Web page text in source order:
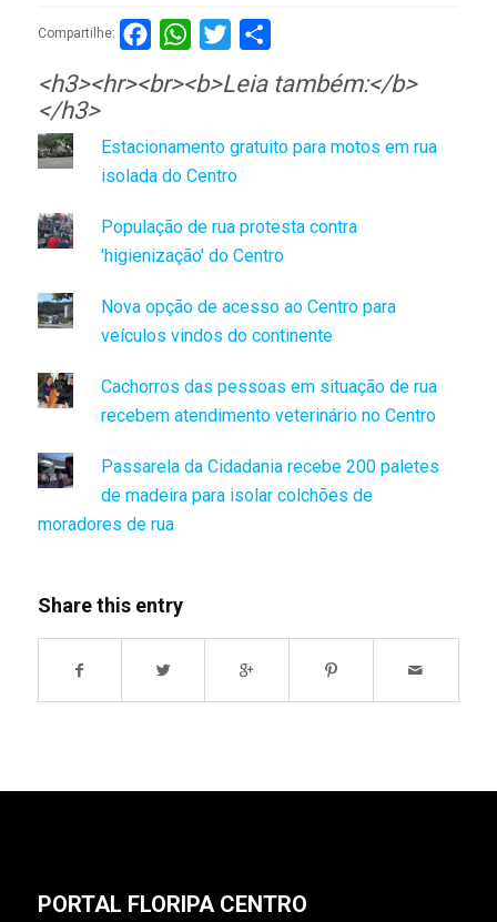
Compartilhe: FacebookWhatsApp
Twitter
<h3><hr><br><b>Leia também:</b>
</h3>
Estacionamento gratuito para motos em rua
isolada do Centro
População de rua protesta contra
'higienização' do Centro
Nova opção de acesso ao Centro para
veículos vindos do continente
Cachorros das pessoas em situação de rua
recebem atendimento veterinário no Centro
Passarela da Cidadania recebe 200 paletes
de madeira para isolar colchões de
moradores de rua
Share this entry
PORTAL FLORIPA CENTRO